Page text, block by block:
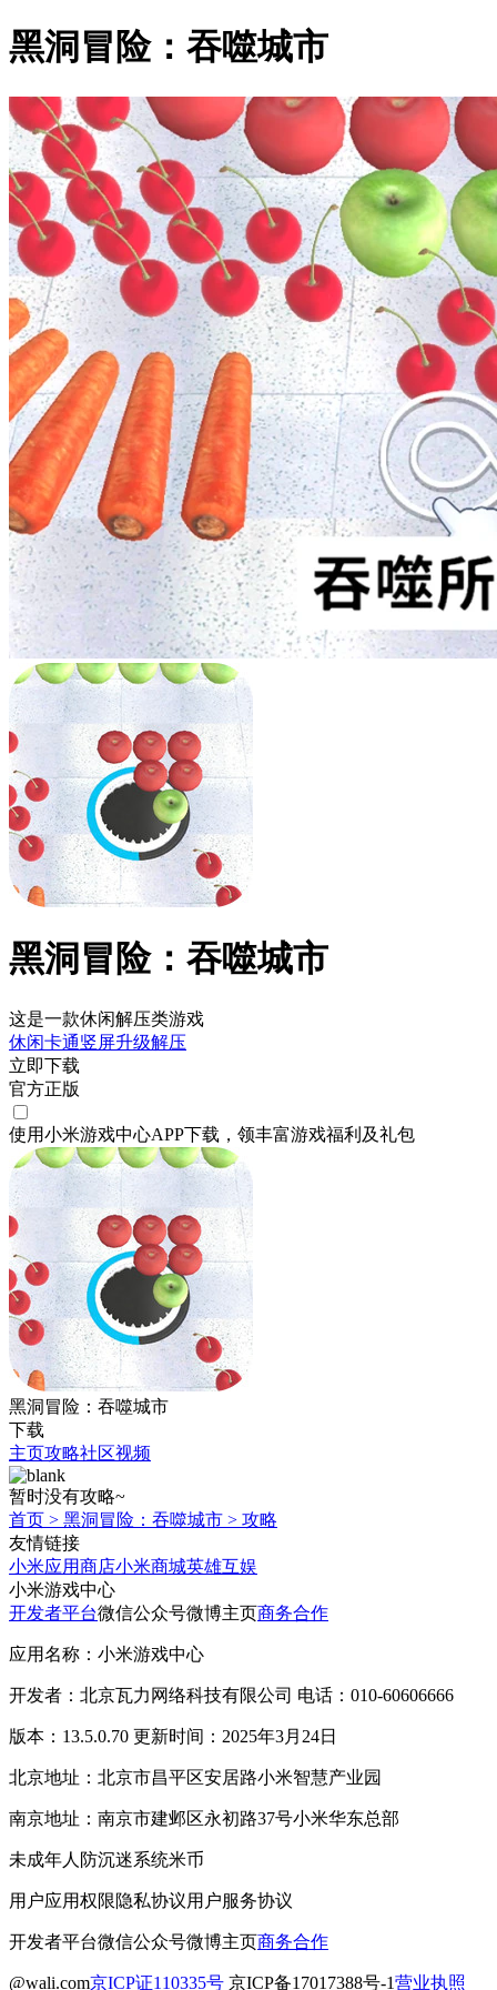
黑洞冒险：吞噬城市
黑洞冒险：吞噬城市
这是一款休闲解压类游戏
休闲卡通竖屏升级解压
立即下载
官方正版
使用小米游戏中心APP下载 ，领丰富游戏福利 及礼包
黑洞冒险：吞噬城市
下载
主页攻略社区视频
暂时没有攻略~
首页 > 黑洞冒险：吞噬城市 > 攻略
友情链接
小米应用商店小米商城英雄互娱
小米游戏中心
开发者平台微信公众号微博主页商务合作
应用名称：小米游戏中心
开发者：北京瓦力网络科技有限公司 电话：010-60606666
版本：13.5.0.70 更新时间：2025年3月24日
北京地址：北京市昌平区安居路小米智慧产业园
南京地址：南京市建邺区永初路37号小米华东总部
未成年人防沉迷系统米币
用户应用权限隐私协议用户服务协议
开发者平台微信公众号微博主页商务合作
@wali.com京ICP证110335号 京ICP备17017388号-1营业执照